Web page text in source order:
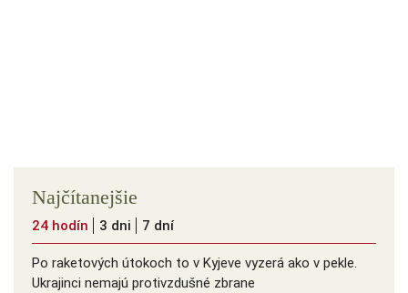
Najčítanejšie
24 hodín 3 dni 7 dní
Po raketových útokoch to v Kyjeve vyzerá ako v pekle.
Ukrajinci nemajú protivzdušné zbrane